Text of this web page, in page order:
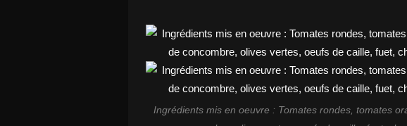
Ingrédients mis en oeuvre : Tomates rondes, tomates